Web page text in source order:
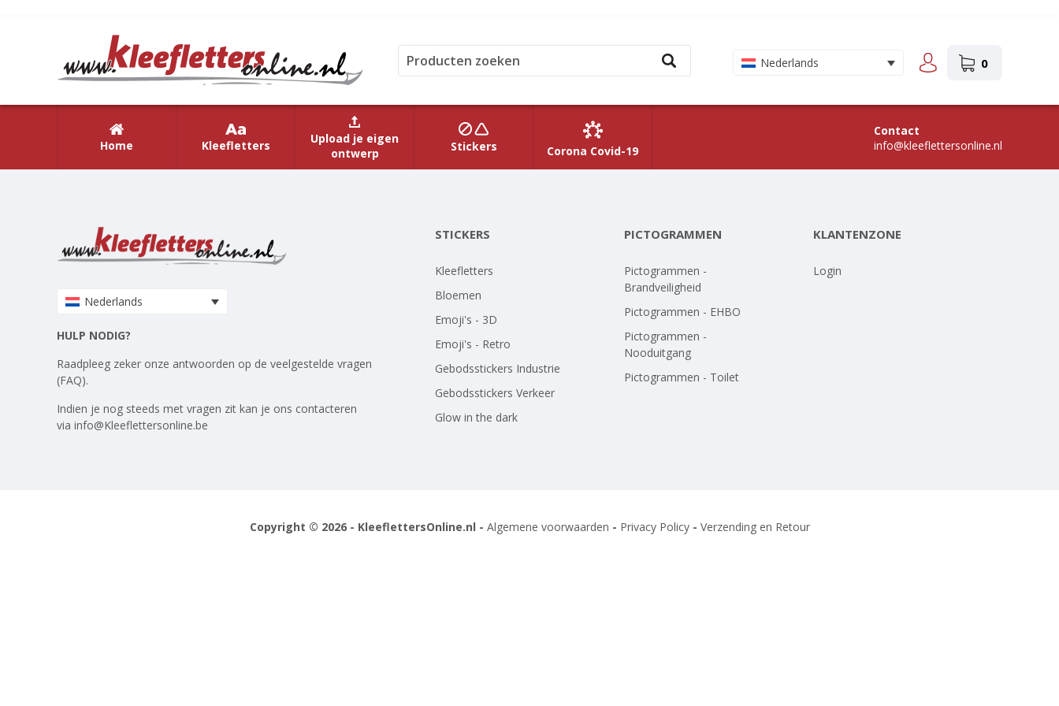
Nederlands 0
Home Kleefletters
Upload je eigen
ontwerp
Stickers Corona Covid-19
Contact
info@kleeflettersonline.nl
Nederlands
HULP NODIG?
Raadpleeg zeker onze antwoorden op de veelgestelde vragen
(FAQ).
Indien je nog steeds met vragen zit kan je ons contacteren
via info@Kleeflettersonline.be
STICKERS
Kleefletters
Bloemen
Emoji's - 3D
Emoji's - Retro
Gebodsstickers Industrie
Gebodsstickers Verkeer
Glow in the dark
PICTOGRAMMEN
Pictogrammen -
Brandveiligheid
Pictogrammen - EHBO
Pictogrammen -
Nooduitgang
Pictogrammen - Toilet
KLANTENZONE
Login
Copyright © 2026 - KleeflettersOnline.nl - Algemene voorwaarden - Privacy Policy- Verzending en Retour